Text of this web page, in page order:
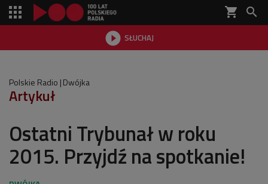
shopping_cart 
 SŁUCHAJ

Polskie Radio Dwójka
Artykuł
Ostatni Trybunał w roku
2015. Przyjdź na spotkanie!